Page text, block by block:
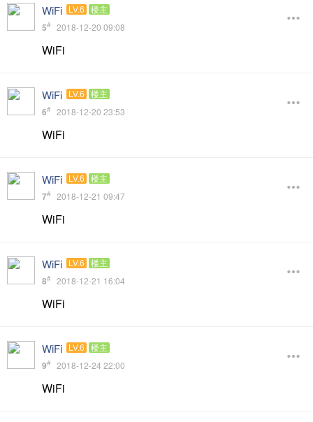
WiFi LV.6 楼主
5# 2018-12-20 09:08
WiFi
WiFi LV.6 楼主
6# 2018-12-20 23:53
WiFi
WiFi LV.6 楼主
7# 2018-12-21 09:47
WiFi
WiFi LV.6 楼主
8# 2018-12-21 16:04
WiFi
WiFi LV.6 楼主
9# 2018-12-24 22:00
WiFi